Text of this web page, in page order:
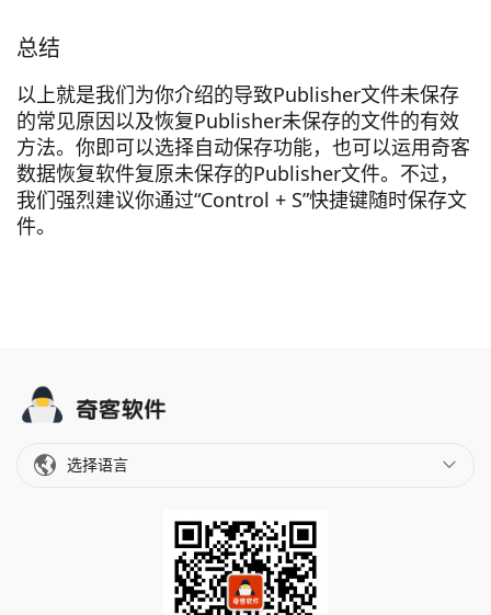
总结
以上就是我们为你介绍的导致Publisher文件未保存
的常见原因以及恢复Publisher未保存的文件的有效
方法。你即可以选择自动保存功能，也可以运用奇客
数据恢复软件复原未保存的Publisher文件。不过，
我们强烈建议你通过“Control + S”快捷键随时保存文
件。
选择语言